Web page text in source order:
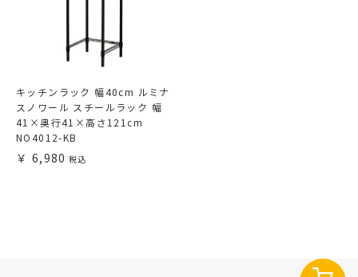
キッチンラック 幅40cm ルミナ
スノワール スチールラック 幅
41×奥行41×高さ121cm
NO4012-KB
6,980